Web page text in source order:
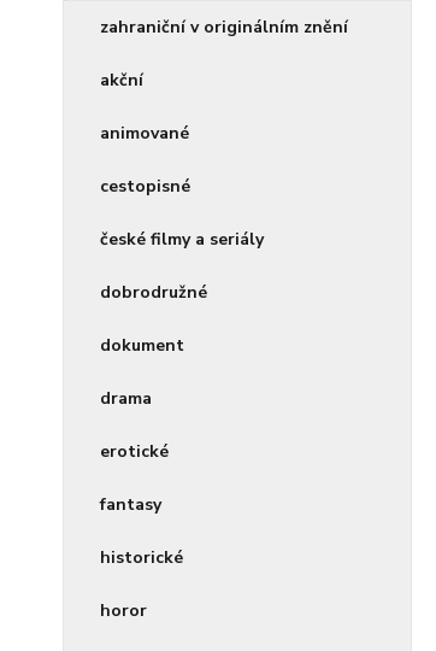
zahraniční v originálním znění
akční
animované
cestopisné
české filmy a seriály
dobrodružné
dokument
drama
erotické
fantasy
historické
horor